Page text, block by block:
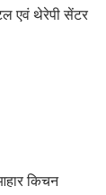
एवं थेरेपी सेंटर
किचन